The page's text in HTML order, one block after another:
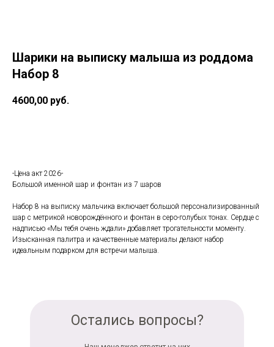
Шарики на выписку малыша из роддома
Набор 8
4600,00 руб.
-Цена акт 2026-
Большой именной шар и фонтан из 7 шаров
Набор 8 на выписку мальчика включает большой персонализированный
шар с метрикой новорождённого и фонтан в серо-голубых тонах. Сердце с
надписью «Мы тебя очень ждали» добавляет трогательности моменту.
Изысканная палитра и качественные материалы делают набор
идеальным подарком для встречи малыша.
Остались вопросы?